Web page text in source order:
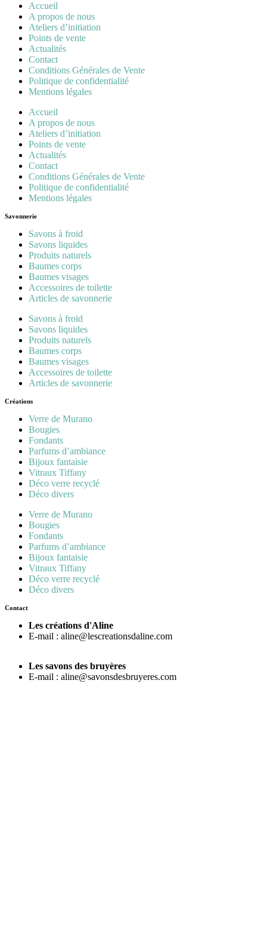
Accueil
A propos de nous
Ateliers d’initiation
Points de vente
Actualités
Contact
Conditions Générales de Vente
Politique de confidentialité
Mentions légales
Accueil
A propos de nous
Ateliers d’initiation
Points de vente
Actualités
Contact
Conditions Générales de Vente
Politique de confidentialité
Mentions légales
Savonnerie
Savons à froid
Savons liquides
Produits naturels
Baumes corps
Baumes visages
Accessoires de toilette
Articles de savonnerie
Savons à froid
Savons liquides
Produits naturels
Baumes corps
Baumes visages
Accessoires de toilette
Articles de savonnerie
Créations
Verre de Murano
Bougies
Fondants
Parfums d’ambiance
Bijoux fantaisie
Vitraux Tiffany
Déco verre recyclé
Déco divers
Verre de Murano
Bougies
Fondants
Parfums d’ambiance
Bijoux fantaisie
Vitraux Tiffany
Déco verre recyclé
Déco divers
Contact
Les créations d'Aline
E-mail : aline@lescreationsdaline.com
Les savons des bruyères
E-mail : aline@savonsdesbruyeres.com